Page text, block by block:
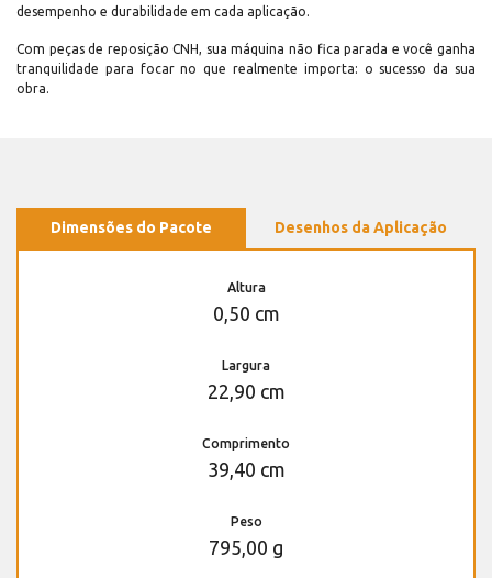
desempenho e durabilidade em cada aplicação.
Com peças de reposição CNH, sua máquina não fica parada e você ganha
tranquilidade para focar no que realmente importa: o sucesso da sua
obra.
Dimensões do Pacote Desenhos da Aplicação
Altura
0,50 cm
Largura
22,90 cm
Comprimento
39,40 cm
Peso
795,00 g